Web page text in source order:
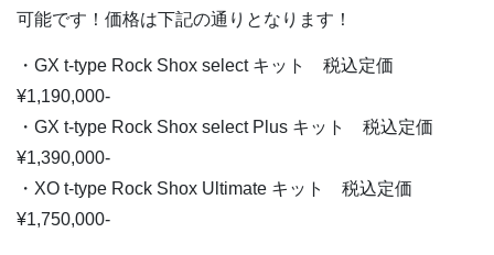
可能です！価格は下記の通りとなります！
・GX t-type Rock Shox select キット 税込定価
¥1,190,000-
・GX t-type Rock Shox select Plus キット 税込定価
¥1,390,000-
・XO t-type Rock Shox Ultimate キット 税込定価
¥1,750,000-